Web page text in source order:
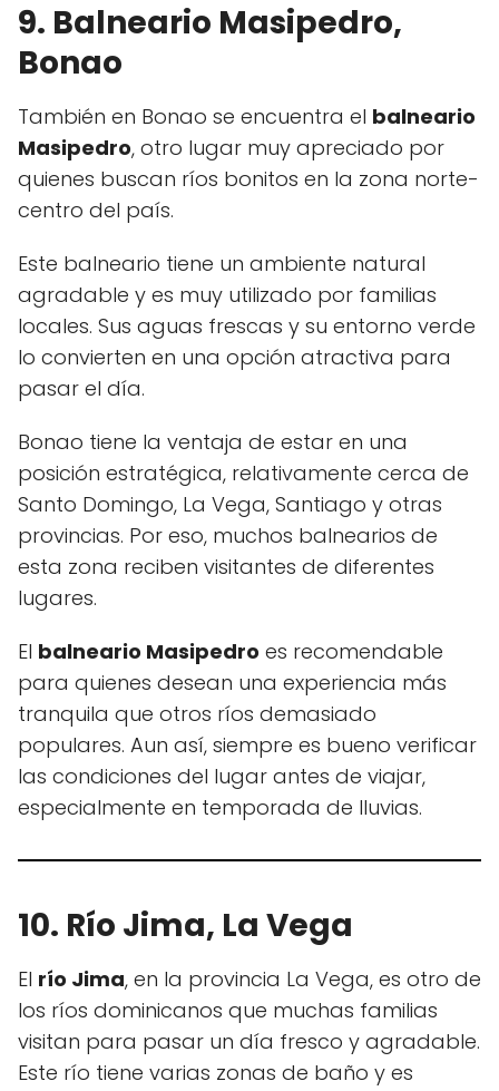
9. Balneario Masipedro,
Bonao
También en Bonao se encuentra el balneario
Masipedro, otro lugar muy apreciado por
quienes buscan ríos bonitos en la zona norte-
centro del país.
Este balneario tiene un ambiente natural
agradable y es muy utilizado por familias
locales. Sus aguas frescas y su entorno verde
lo convierten en una opción atractiva para
pasar el día.
Bonao tiene la ventaja de estar en una
posición estratégica, relativamente cerca de
Santo Domingo, La Vega, Santiago y otras
provincias. Por eso, muchos balnearios de
esta zona reciben visitantes de diferentes
lugares.
El balneario Masipedro es recomendable
para quienes desean una experiencia más
tranquila que otros ríos demasiado
populares. Aun así, siempre es bueno verificar
las condiciones del lugar antes de viajar,
especialmente en temporada de lluvias.
10. Río Jima, La Vega
El río Jima, en la provincia La Vega, es otro de
los ríos dominicanos que muchas familias
visitan para pasar un día fresco y agradable.
Este río tiene varias zonas de baño y es